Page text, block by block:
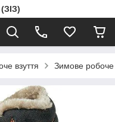
взуття Зимове робоче